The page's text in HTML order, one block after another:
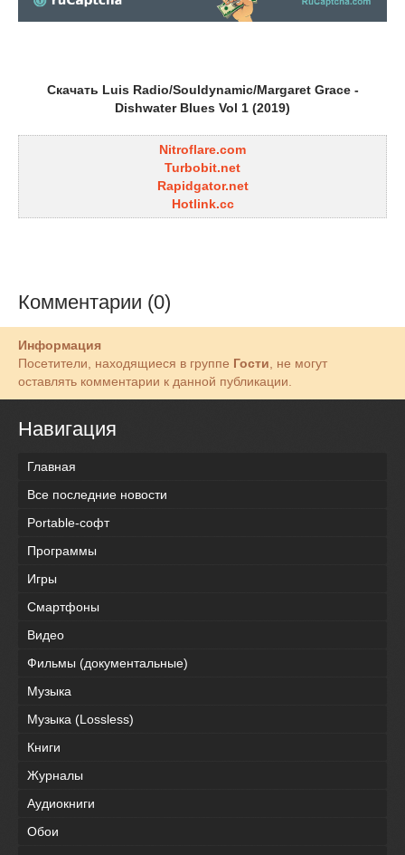
Скачать Luis Radio/Souldynamic/Margaret Grace -
Dishwater Blues Vol 1 (2019)
Nitroflare.com
Turbobit.net
Rapidgator.net
Hotlink.cc
Комментарии (0)
Информация
Посетители, находящиеся в группе Гости , не могут
оставлять комментарии к данной публикации.
Навигация
Главная
Все последние новости
Portable-софт
Программы
Игры
Смартфоны
Видео
Фильмы (документальные)
Музыка
Музыка (Lossless)
Книги
Журналы
Аудиокниги
Обои